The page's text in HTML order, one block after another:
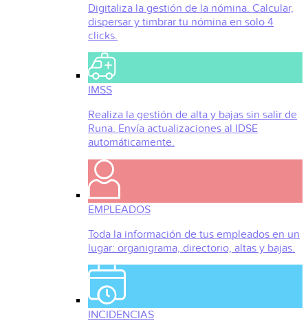
Digitaliza la gestión de la nómina. Calcular,
dispersar y timbrar tu nómina en solo 4
clicks.
IMSS
Realiza la gestión de alta y bajas sin salir de
Runa. Envía actualizaciones al IDSE
automáticamente.
EMPLEADOS
Toda la información de tus empleados en un
lugar: organigrama, directorio, altas y bajas.
INCIDENCIAS